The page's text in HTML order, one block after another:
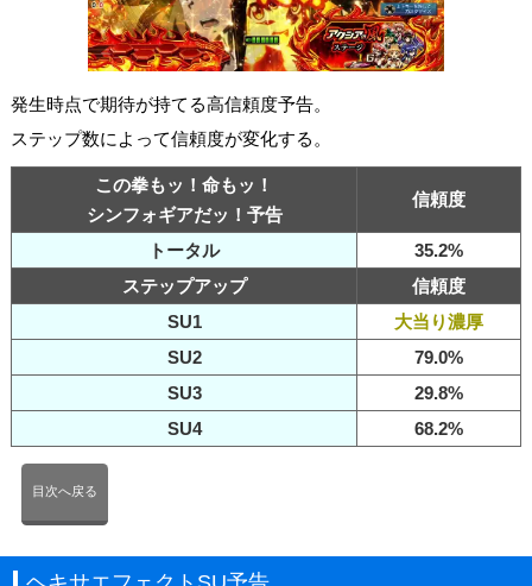
発生時点で期待が持てる高信頼度予告。
ステップ数によって信頼度が変化する。
この拳もッ！命もッ！
シンフォギアだッ！予告
信頼度
トータル
35.2%
ステップアップ
信頼度
SU1
大当り濃厚
SU2
79.0%
SU3
29.8%
SU4
68.2%
目次へ戻る